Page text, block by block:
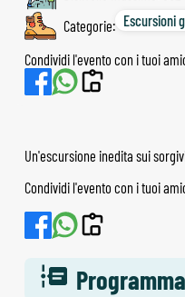
Un'escursione inedita sui
Condividi l'evento con i tuoi
Categorie: Escursioni
Condividi l'evento con i tuoi